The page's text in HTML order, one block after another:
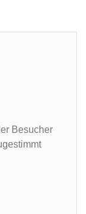
Besucher